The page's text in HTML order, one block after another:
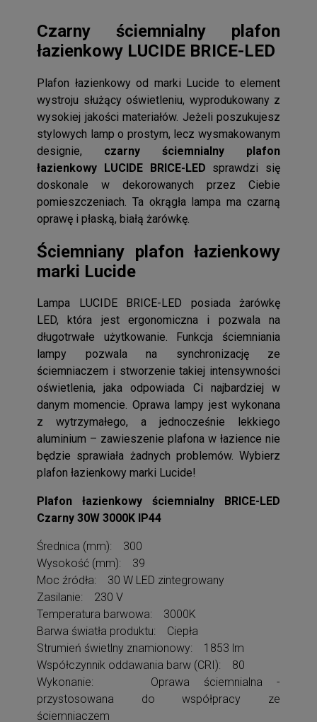
Czarny ściemnialny plafon
łazienkowy LUCIDE BRICE-LED
Plafon łazienkowy od marki Lucide to element
wystroju służący oświetleniu, wyprodukowany z
wysokiej jakości materiałów. Jeżeli poszukujesz
stylowych lamp o prostym, lecz wysmakowanym
designie, czarny ściemnialny plafon
łazienkowy LUCIDE BRICE-LED sprawdzi się
doskonale w dekorowanych przez Ciebie
pomieszczeniach. Ta okrągła lampa ma czarną
oprawę i płaską, białą żarówkę.
Ściemniany plafon łazienkowy
marki Lucide
Lampa LUCIDE BRICE-LED posiada żarówkę
LED, która jest ergonomiczna i pozwala na
długotrwałe użytkowanie. Funkcja ściemniania
lampy pozwala na synchronizację ze
ściemniaczem i stworzenie takiej intensywności
oświetlenia, jaka odpowiada Ci najbardziej w
danym momencie. Oprawa lampy jest wykonana
z wytrzymałego, a jednocześnie lekkiego
aluminium – zawieszenie plafona w łazience nie
będzie sprawiała żadnych problemów. Wybierz
plafon łazienkowy marki Lucide!
Plafon łazienkowy ściemnialny BRICE-LED
Czarny 30W 3000K IP44
Średnica (mm): 300
Wysokość (mm): 39
Moc źródła: 30 W LED zintegrowany
Zasilanie: 230 V
Temperatura barwowa: 3000K
Barwa światła produktu: Ciepła
Strumień świetlny znamionowy: 1853 lm
Współczynnik oddawania barw (CRI): 80
Wykonanie: Oprawa ściemnialna -
przystosowana do współpracy ze
ściemniaczem